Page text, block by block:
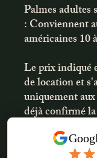
Palmes
: Conviennent
américaines 10
Le prix indiqué
de location et
uniquement
déjà confirmé
camping-car.
la disponibilité